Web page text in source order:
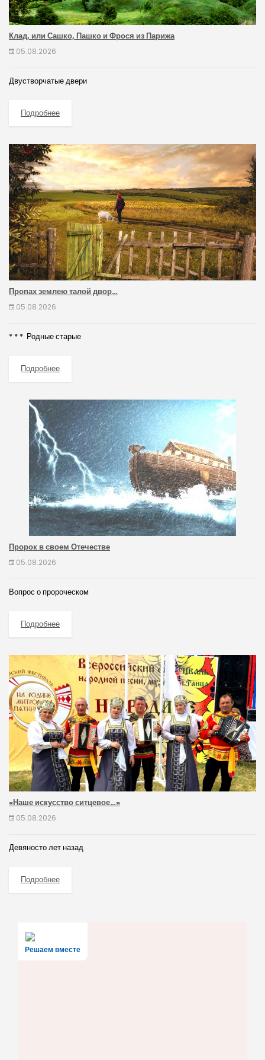
Клад, или Сашко, Пашко и Фрося из Парижа
05.08.2026
Двустворчатые двери
Подробнее
Пропах землею талой двор…
05.08.2026
* * * Родные старые
Подробнее
Пророк в своем Отечестве
05.08.2026
Вопрос о пророческом
Подробнее
«Наше искусство ситцевое…»
05.08.2026
Девяносто лет назад
Подробнее
Решаем вместе